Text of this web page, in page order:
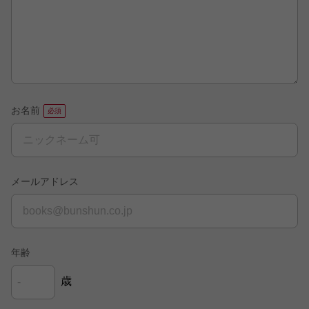
お名前
メールアドレス
年齢
歳